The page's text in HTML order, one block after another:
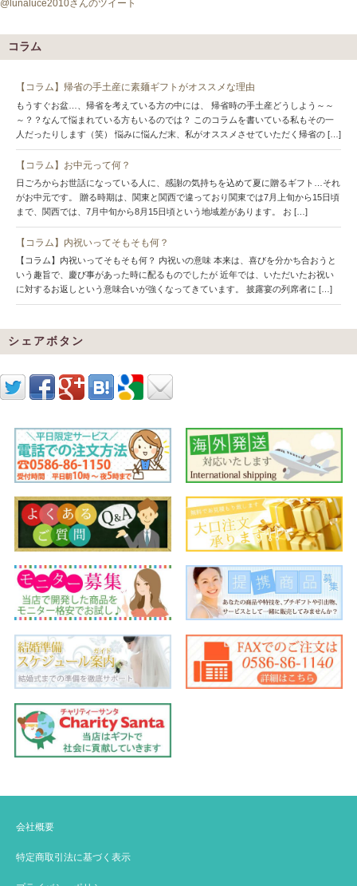
@lunaluce2010さんのツイート
コラム
【コラム】帰省の手土産に素麺ギフトがオススメな理由
もうすぐお盆…、帰省を考えている方の中には、 帰省時の手土産どうしよう～～
～？？なんて悩まれている方もいるのでは？ このコラムを書いている私もその一
人だったりします（笑） 悩みに悩んだ末、私がオススメさせていただく帰省の […]
【コラム】お中元って何？
日ごろからお世話になっている人に、感謝の気持ちを込めて夏に贈るギフト…それ
がお中元です。 贈る時期は、関東と関西で違っており関東では7月上旬から15日頃
まで、関西では、7月中旬から8月15日頃という地域差があります。 お […]
【コラム】内祝いってそもそも何？
【コラム】内祝いってそもそも何？ 内祝いの意味 本来は、喜びを分かち合おうと
いう趣旨で、慶び事があった時に配るものでしたが 近年では、いただいたお祝い
に対するお返しという意味合いが強くなってきています。 披露宴の列席者に […]
シェアボタン
会社概要
特定商取引法に基づく表示